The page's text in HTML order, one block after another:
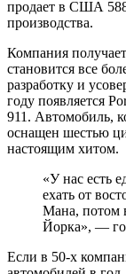
продает в США
производства.
Компания
становится все
разработку и
году появляется
911. Автомобиль,
оснащен шестью
настоящим хитом.
«У нас есть
ехать от
Мана, потом
Йорка», —
Если в 50-х